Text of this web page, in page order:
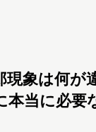
現象は何が
当に必要